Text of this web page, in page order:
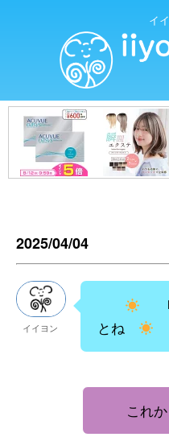
イ
2025/04/04
イイヨン
とね
これか